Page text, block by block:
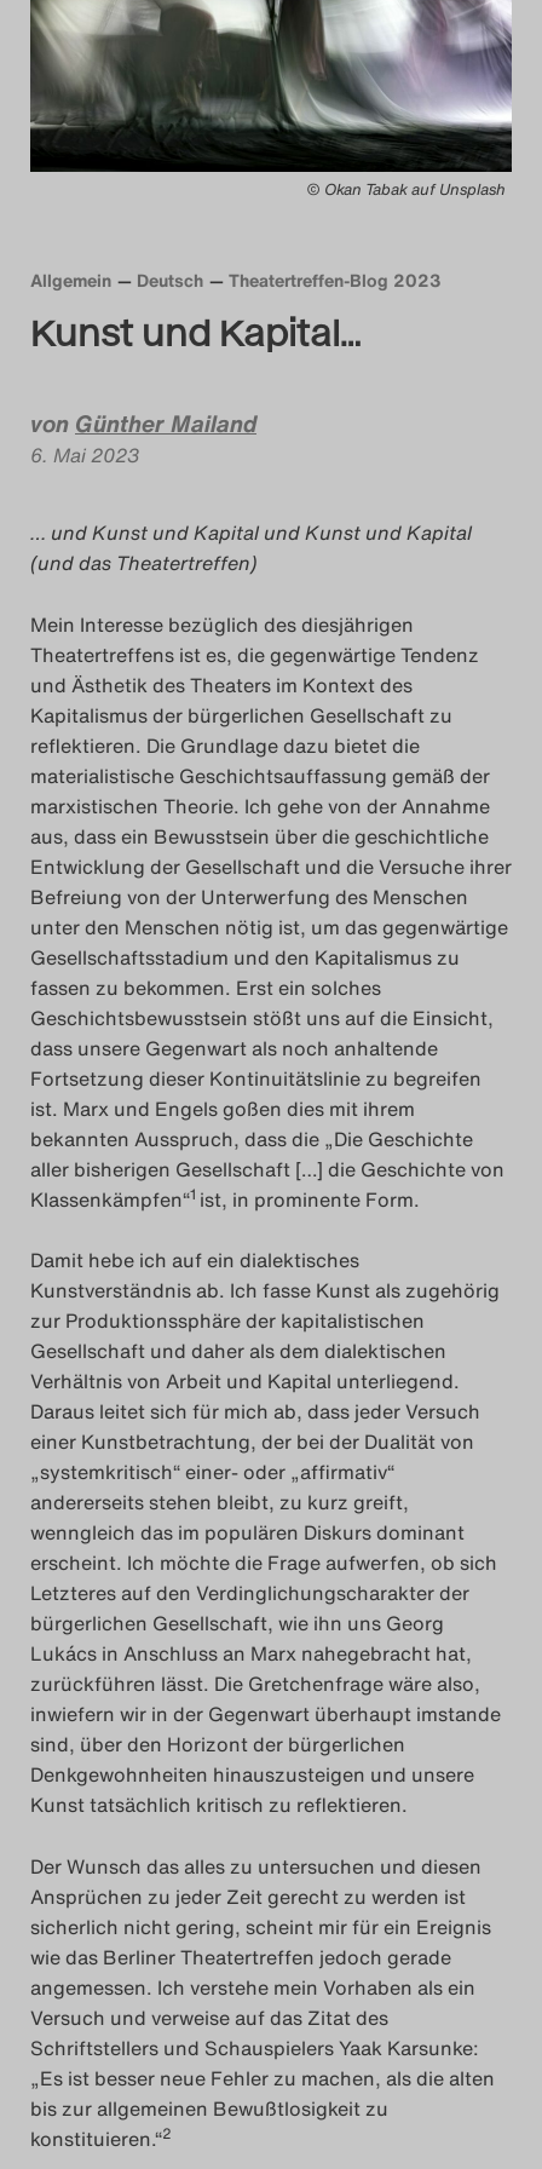
Das Theatertreffen-Blog
2014
Das Theatertreffen-Blog
2015
Das Theatertreffen-Blog
2016
2017
2018
Das Theatertreffen-Blog
2018 Alumni
Das Theatertreffen-Blog
2019
Das Theatertreffen-Blog
2020
Das Theatertreffen-Blog
2021
Das Theatertreffen-Blog
2022
Das Theatertreffen-Blog
2023
Das Theatertreffen-Blog
2024
Das Theatertreffen-Blog
2025
Das Theatertreffen-Blog
Archiv
Impressum
Nutzungsbedingungen
Search
© Okan Tabak auf Unsplash
Allgemein Deutsch Theatertreffen-Blog 2023
Kunst und Kapital…
von Günther Mailand
6. Mai 2023
… und Kunst und Kapital und Kunst und Kapital
(und das Theatertreffen)
Mein Interesse bezüglich des diesjährigen
Theatertreffens ist es, die gegenwärtige Tendenz
und Ästhetik des Theaters im Kontext des
Kapitalismus der bürgerlichen Gesellschaft zu
reflektieren. Die Grundlage dazu bietet die
materialistische Geschichtsauffassung gemäß der
marxistischen Theorie. Ich gehe von der Annahme
aus, dass ein Bewusstsein über die geschichtliche
Entwicklung der Gesellschaft und die Versuche ihrer
Befreiung von der Unterwerfung des Menschen
unter den Menschen nötig ist, um das gegenwärtige
Gesellschaftsstadium und den Kapitalismus zu
fassen zu bekommen. Erst ein solches
Geschichtsbewusstsein stößt uns auf die Einsicht,
dass unsere Gegenwart als noch anhaltende
Fortsetzung dieser Kontinuitätslinie zu begreifen
ist. Marx und Engels goßen dies mit ihrem
bekannten Ausspruch, dass die „Die Geschichte
aller bisherigen Gesellschaft […] die Geschichte von
Klassenkämpfen“1 ist, in prominente Form.
Damit hebe ich auf ein dialektisches
Kunstverständnis ab. Ich fasse Kunst als zugehörig
zur Produktionssphäre der kapitalistischen
Gesellschaft und daher als dem dialektischen
Verhältnis von Arbeit und Kapital unterliegend.
Daraus leitet sich für mich ab, dass jeder Versuch
einer Kunstbetrachtung, der bei der Dualität von
„systemkritisch“ einer- oder „affirmativ“
andererseits stehen bleibt, zu kurz greift,
wenngleich das im populären Diskurs dominant
erscheint. Ich möchte die Frage aufwerfen, ob sich
Letzteres auf den Verdinglichungscharakter der
bürgerlichen Gesellschaft, wie ihn uns Georg
Lukács in Anschluss an Marx nahegebracht hat,
zurückführen lässt. Die Gretchenfrage wäre also,
inwiefern wir in der Gegenwart überhaupt imstande
sind, über den Horizont der bürgerlichen
Denkgewohnheiten hinauszusteigen und unsere
Kunst tatsächlich kritisch zu reflektieren.
Der Wunsch das alles zu untersuchen und diesen
Ansprüchen zu jeder Zeit gerecht zu werden ist
sicherlich nicht gering, scheint mir für ein Ereignis
wie das Berliner Theatertreffen jedoch gerade
angemessen. Ich verstehe mein Vorhaben als ein
Versuch und verweise auf das Zitat des
Schriftstellers und Schauspielers Yaak Karsunke:
„Es ist besser neue Fehler zu machen, als die alten
bis zur allgemeinen Bewußtlosigkeit zu
konstituieren.“2